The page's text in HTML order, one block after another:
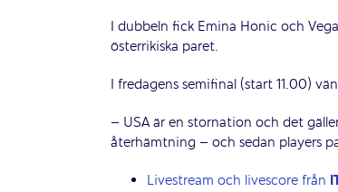
I dubbeln fick Emina Honic och
österrikiska paret.
I fredagens semifinal (start 11.00)
– USA är en stornation och det
återhämtning – och sedan players
Livestream och livescore från